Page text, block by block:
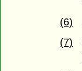
(6)
(7)